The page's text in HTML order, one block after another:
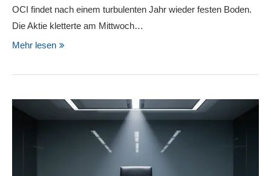
OCI findet nach einem turbulenten Jahr wieder festen Boden.
Die Aktie kletterte am Mittwoch…
Mehr lesen